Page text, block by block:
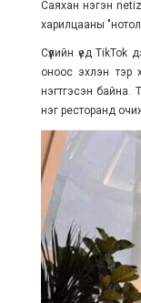
Саяхан нэгэн
харилцааны
Сүүлийн үед
оноос эхлэн тэр
нэгтгэсэн байна.
нэг ресторанд